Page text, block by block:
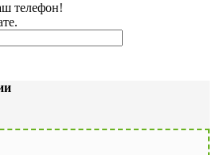
телефон!